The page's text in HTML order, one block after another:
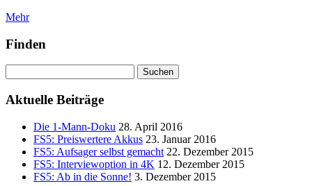
Mehr
Finden
nach:
Aktuelle Beiträge
Die 1-Mann-Doku 28. April 2016
FS5: Preiswertere Akkus 23. Januar 2016
FS5: Aufsager selbst gemacht 22. Dezember 2015
FS5: Interviewoption in 4K 12. Dezember 2015
FS5: Ab in die Sonne! 3. Dezember 2015